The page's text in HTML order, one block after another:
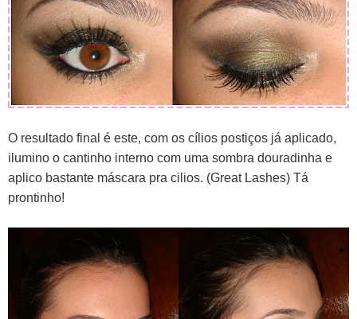
O resultado final é este, com os cílios postiços já aplicado,
ilumino o cantinho interno com uma sombra douradinha e
aplico bastante máscara pra cilios. (Great Lashes) Tá
prontinho!